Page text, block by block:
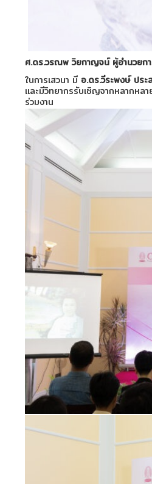
ศ.ดร.วรณพ วิยกาญจน์ ผู้อำนวยก
ในการเสวนา มี อ.ดร.วีระพงษ์ ประ
และมีวิทยากรรับเชิญจากหลากหล
ร่วมงาน